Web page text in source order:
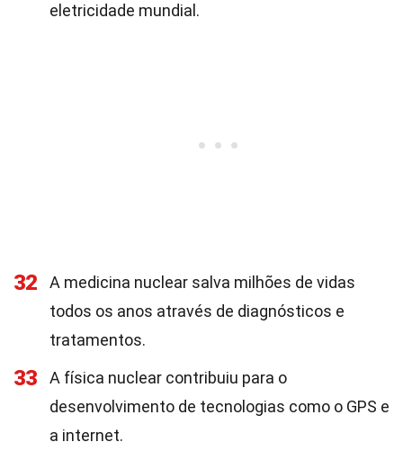
eletricidade mundial.
32
A medicina nuclear salva milhões de vidas
todos os anos através de diagnósticos e
tratamentos.
33
A física nuclear contribuiu para o
desenvolvimento de tecnologias como o GPS e
a internet.